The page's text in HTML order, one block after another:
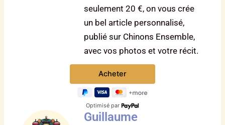
seulement 20 €, on vous crée
un bel article personnalisé,
publié sur Chinons Ensemble,
avec vos photos et votre récit.
Optimisé par
Guillaume